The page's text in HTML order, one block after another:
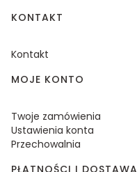
KONTAKT
Kontakt
MOJE KONTO
Twoje zamówienia
Ustawienia konta
Przechowalnia
PŁATNOŚCI I DOSTAWA